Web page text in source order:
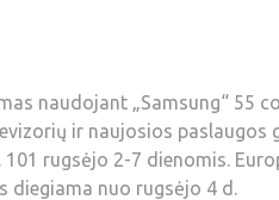
naudojant „Samsung“ 55
ir naujosios paslaugos
rugsėjo 2-7 dienomis.
diegiama nuo rugsėjo 4 d.